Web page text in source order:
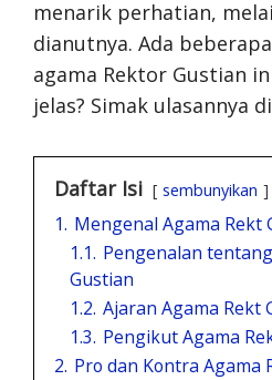
menarik perhatian,
dianutnya. Ada
agama Rektor Gustian
jelas? Simak ulasannya
Daftar Isi sembunyikan
1. Mengenal Agama Rekt
1.1. Pengenalan
Gustian
1.2. Ajaran Agama Rekt
1.3. Pengikut Agama
2. Pro dan Kontra Agama